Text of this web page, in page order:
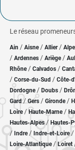
Le réseau
Ain / Aisne/ Allier/
/ Ardennes / Ariège/
Rhône/ Calvados /
/ Corse-du-Sud / Côte-
Dordogne/ Doubs /
Gard/Gers / Gironde/
Loire/Haute-Marne/
Hautes-Alpes/ Hautes-
/ Indre/ Indre-et-Loire/
Loire-Atlantique/ Loiret